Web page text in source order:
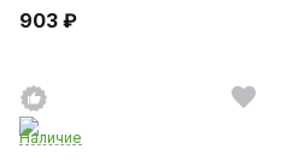
903 ₽
Наличие